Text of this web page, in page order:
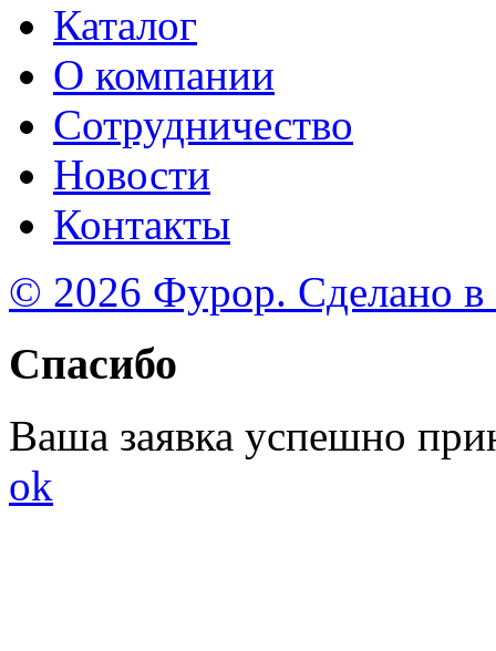
Каталог
О компании
Сотрудничество
Новости
Контакты
© 2026 Фурор. Сделано в
Спасибо
Ваша заявка успешно
ok